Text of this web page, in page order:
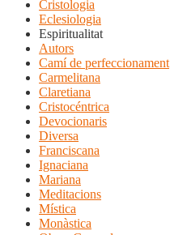
Cristologia
Eclesiologia
Espiritualitat
Autors
Camí de perfeccionament
Carmelitana
Claretiana
Cristocéntrica
Devocionaris
Diversa
Franciscana
Ignaciana
Mariana
Meditacions
Mística
Monàstica